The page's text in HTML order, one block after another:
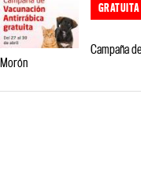
GRATUITA
Campaña
Morón